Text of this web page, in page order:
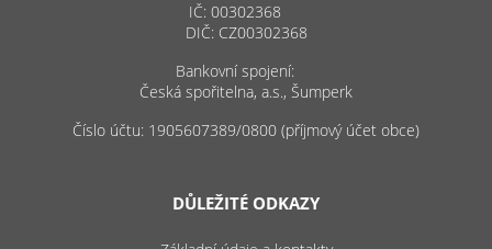
IČ: 00302368
DIČ: CZ00302368
Bankovní spojení:
Česká spořitelna, a.s., Šumperk
Číslo účtu: 1905607389/0800 (příjmový účet obce)
DŮLEŽITÉ ODKAZY